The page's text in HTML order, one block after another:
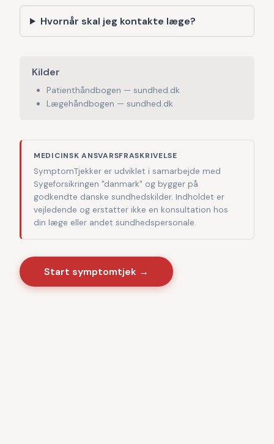
Hvornår skal jeg kontakte læge?
Kilder
Patienthåndbogen — sundhed.dk
Lægehåndbogen — sundhed.dk
MEDICINSK ANSVARSFRASKRIVELSE
SymptomTjekker er udviklet i samarbejde med
Sygeforsikringen "danmark" og bygger på
godkendte danske sundhedskilder. Indholdet er
vejledende og erstatter ikke en konsultation hos
din læge eller andet sundhedspersonale.
Start symptomtjek →